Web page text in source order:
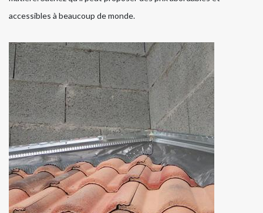
accessibles à beaucoup de monde.